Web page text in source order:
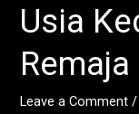
Usia
Remaja
Leave a Comment
Tentang
Duit
Dari
Usia